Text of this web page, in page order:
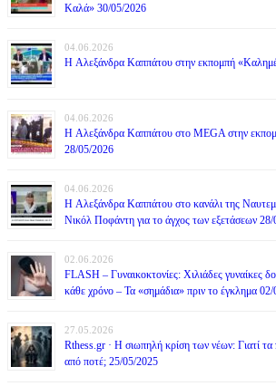
Καλά» 30/05/2026
04.06.2026
H Αλεξάνδρα Καππάτου στην εκπομπή
04.06.2026
H Αλεξάνδρα Καππάτου στο MEGA στην
28/05/2026
04.06.2026
H Αλεξάνδρα Καππάτου στο κανάλι της
Νικόλ Ποφάντη για το άγχος των εξετάσεων
02.06.2026
FLASH – Γυναικοκτονίες: Χιλιάδες γυναίκες
κάθε χρόνο – Τα «σημάδια» πριν το έγκλημα
27.05.2026
Rthess.gr · Η σιωπηλή κρίση των νέων: Γιατί τα
από ποτέ; 25/05/2025